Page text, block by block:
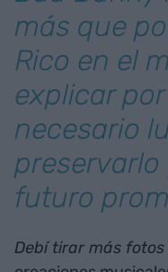
más que
Rico en el
explicar
necesario
futuro
Debí tirar más fotos